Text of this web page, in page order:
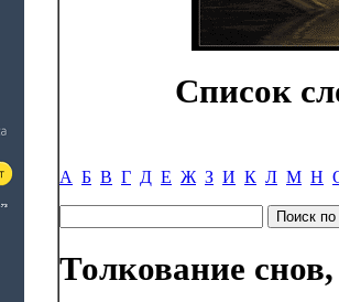
Список
А Б В Г Д Е Ж З И К Л М Н
Толкование